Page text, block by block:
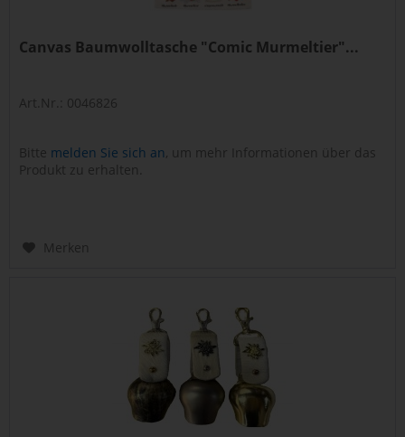
Canvas Baumwolltasche "Comic Murmeltier"...
Art.Nr.: 0046826
Bitte melden Sie sich an, um mehr Informationen über das
Produkt zu erhalten.
Merken